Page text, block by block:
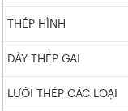
THÉP HÌNH
DÂY THÉP GAI
LƯỚI THÉP CÁC LOẠI